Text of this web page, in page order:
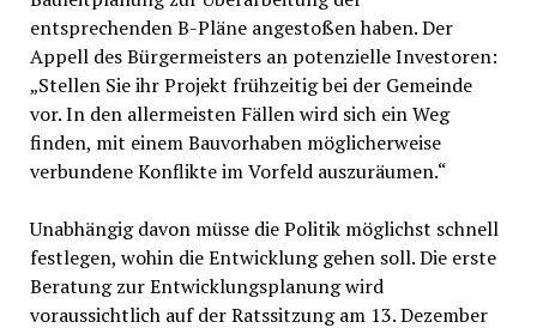
entsprechenden B-Pläne angestoßen haben. Der
Appell des Bürgermeisters an potenzielle Investoren:
„Stellen Sie ihr Projekt frühzeitig bei der Gemeinde
vor. In den allermeisten Fällen wird sich ein Weg
finden, mit einem Bauvorhaben möglicherweise
verbundene Konflikte im Vorfeld auszuräumen.“
Unabhängig davon müsse die Politik möglichst schnell
festlegen, wohin die Entwicklung gehen soll. Die erste
Beratung zur Entwicklungsplanung wird
voraussichtlich auf der Ratssitzung am 13. Dezember